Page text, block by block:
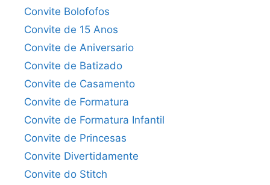
Convite Bolofofos
Convite de 15 Anos
Convite de Aniversario
Convite de Batizado
Convite de Casamento
Convite de Formatura
Convite de Formatura Infantil
Convite de Princesas
Convite Divertidamente
Convite do Stitch